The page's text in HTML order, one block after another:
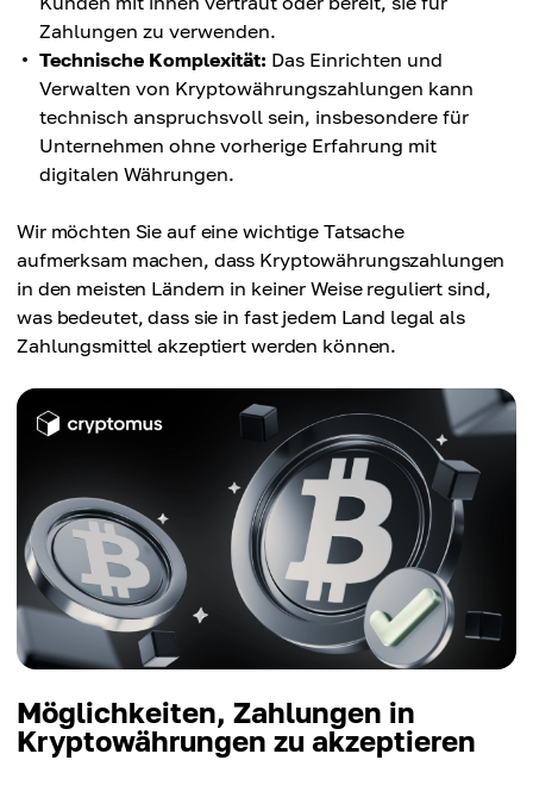
Zahlungen zu verwenden.
Technische Komplexität: Das Einrichten und
Verwalten von Kryptowährungszahlungen kann
technisch anspruchsvoll sein, insbesondere für
Unternehmen ohne vorherige Erfahrung mit
digitalen Währungen.
Wir möchten Sie auf eine wichtige Tatsache
aufmerksam machen, dass Kryptowährungszahlungen
in den meisten Ländern in keiner Weise reguliert sind,
was bedeutet, dass sie in fast jedem Land legal als
Zahlungsmittel akzeptiert werden können.
Möglichkeiten, Zahlungen in
Kryptowährungen zu akzeptieren